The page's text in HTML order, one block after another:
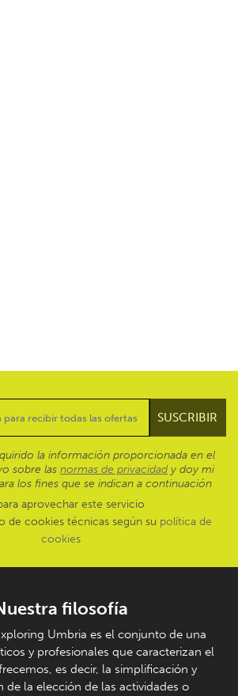
la información proporcionada en el
sobre las normas de privacidad y doy mi
los fines que se indican a continuación
aprovechar este servicio
de cookies técnicas según su política de
cookies
filosofía
Umbria es el conjunto de una
y profesionales que caracterizan el
es decir, la simplificación y
de la elección de las actividades o